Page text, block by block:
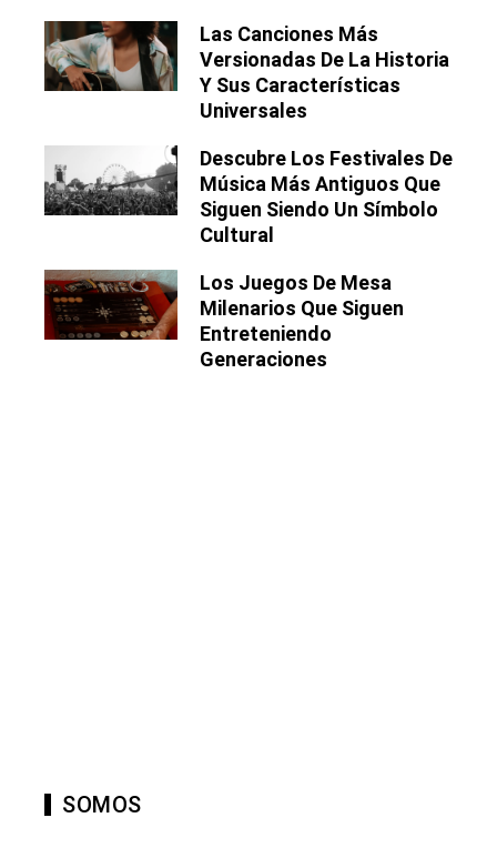
Las Canciones Más
Versionadas De La Historia
Y Sus Características
Universales
Descubre Los Festivales De
Música Más Antiguos Que
Siguen Siendo Un Símbolo
Cultural
Los Juegos De Mesa
Milenarios Que Siguen
Entreteniendo
Generaciones
SOMOS